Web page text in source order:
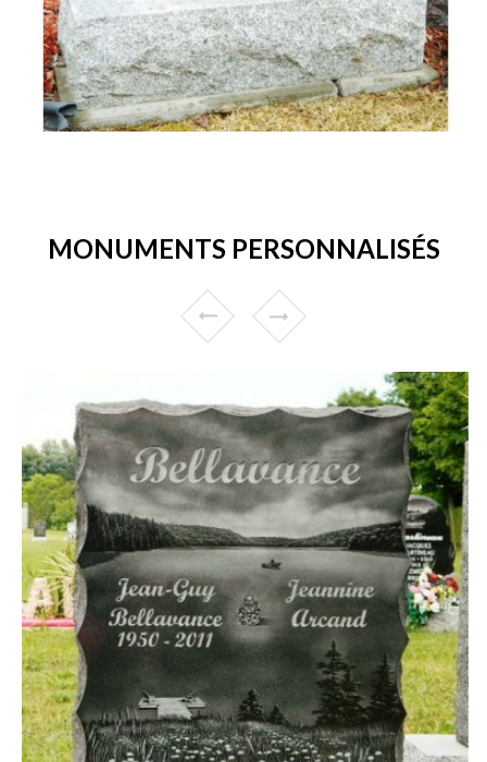
MONUMENTS PERSONNALISÉS